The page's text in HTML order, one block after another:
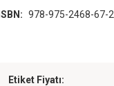
ISBN: 978-975-2468-67-2
Etiket Fiyatı: